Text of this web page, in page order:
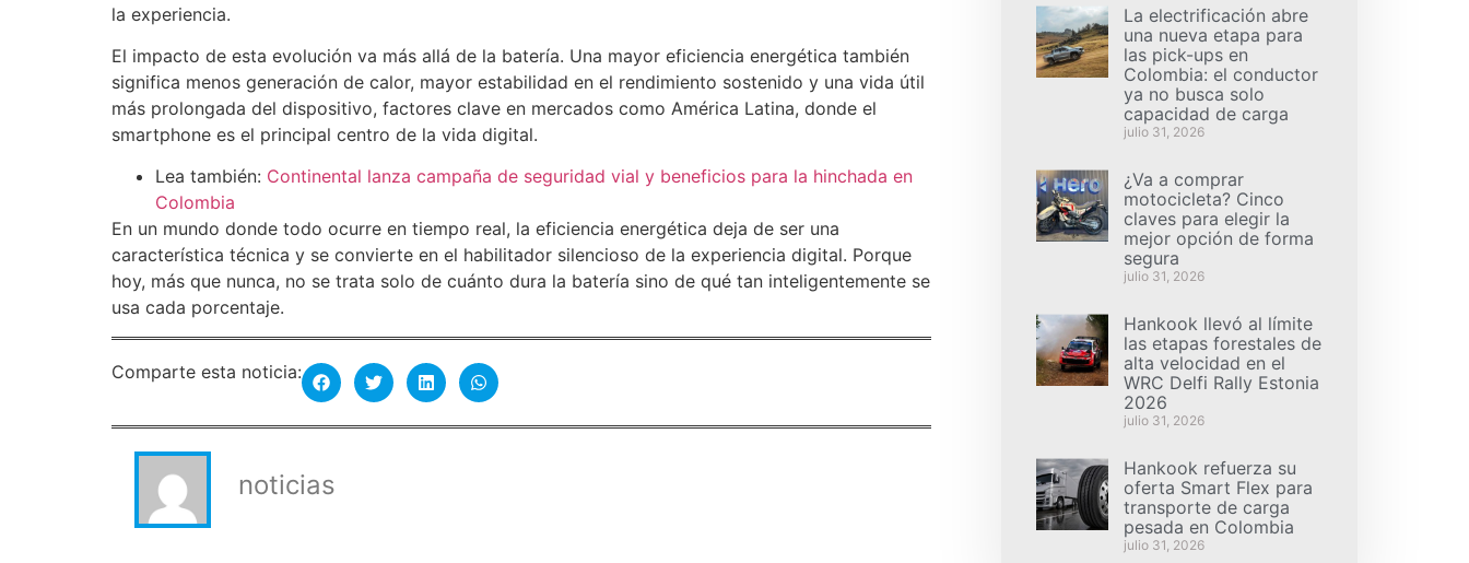
la experiencia.
El impacto de esta evolución va más allá de la batería. Una mayor eficiencia energética también
significa menos generación de calor, mayor estabilidad en el rendimiento sostenido y una vida útil
más prolongada del dispositivo, factores clave en mercados como América Latina, donde el
smartphone es el principal centro de la vida digital.
Lea también: Continental lanza campaña de seguridad vial y beneficios para la hinchada en
Colombia
En un mundo donde todo ocurre en tiempo real, la eficiencia energética deja de ser una
característica técnica y se convierte en el habilitador silencioso de la experiencia digital. Porque
hoy, más que nunca, no se trata solo de cuánto dura la batería sino de qué tan inteligentemente se
usa cada porcentaje.
Comparte esta noticia:
noticias
La electrificación abre
una nueva etapa para
las pick-ups en
Colombia: el conductor
ya no busca solo
capacidad de carga
julio 31, 2026
¿Va a comprar
motocicleta? Cinco
claves para elegir la
mejor opción de forma
segura
julio 31, 2026
Hankook llevó al límite
las etapas forestales de
alta velocidad en el
WRC Delfi Rally Estonia
2026
julio 31, 2026
Hankook refuerza su
oferta Smart Flex para
transporte de carga
pesada en Colombia
julio 31, 2026